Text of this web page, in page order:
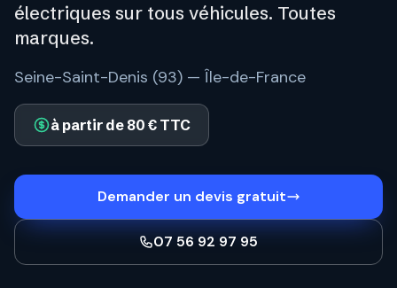
électriques sur tous véhicules. Toutes
marques.
Seine-Saint-Denis (93) — Île-de-France
à partir de 80 € TTC
Demander un devis gratuit
07 56 92 97 95